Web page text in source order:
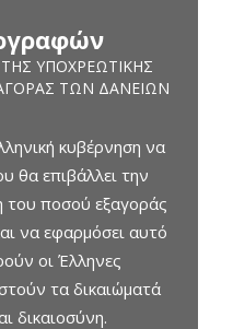
ΥΠΟΧΡΕΩΤΙΚΉΣ
ΤΩΝ ΔΑΝΕΊΩΝ
κυβέρνηση να
θα επιβάλλει την
του ποσού εξαγοράς
να εφαρμόσει αυτό
οι Έλληνες
τα δικαιώματά
δικαιοσύνη.